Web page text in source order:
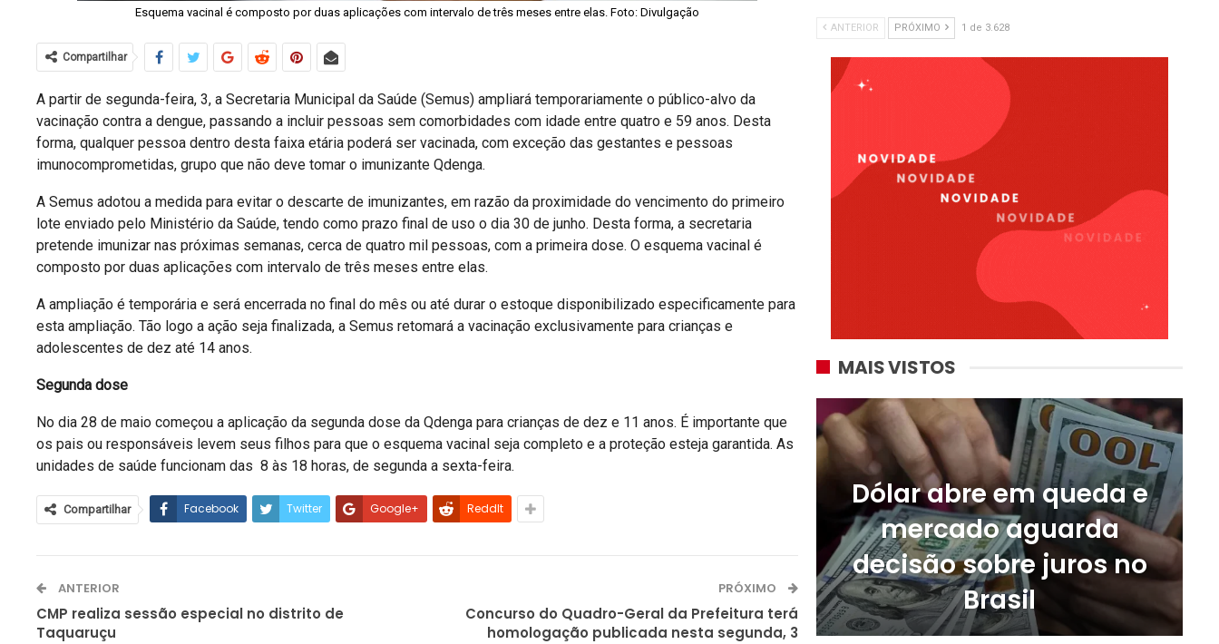
Esquema vacinal é composto por duas aplicações com intervalo de três meses entre elas. Foto: Divulgação
Compartilhar
A partir de segunda-feira, 3, a Secretaria Municipal da Saúde (Semus) ampliará temporariamente o público-alvo da
vacinação contra a dengue, passando a incluir pessoas sem comorbidades com idade entre quatro e 59 anos. Desta
forma, qualquer pessoa dentro desta faixa etária poderá ser vacinada, com exceção das gestantes e pessoas
imunocomprometidas, grupo que não deve tomar o imunizante Qdenga.
A Semus adotou a medida para evitar o descarte de imunizantes, em razão da proximidade do vencimento do primeiro
lote enviado pelo Ministério da Saúde, tendo como prazo final de uso o dia 30 de junho. Desta forma, a secretaria
pretende imunizar nas próximas semanas, cerca de quatro mil pessoas, com a primeira dose. O esquema vacinal é
composto por duas aplicações com intervalo de três meses entre elas.
A ampliação é temporária e será encerrada no final do mês ou até durar o estoque disponibilizado especificamente para
esta ampliação. Tão logo a ação seja finalizada, a Semus retomará a vacinação exclusivamente para crianças e
adolescentes de dez até 14 anos.
Segunda dose
No dia 28 de maio começou a aplicação da segunda dose da Qdenga para crianças de dez e 11 anos. É importante que
os pais ou responsáveis levem seus filhos para que o esquema vacinal seja completo e a proteção esteja garantida. As
unidades de saúde funcionam das 8 às 18 horas, de segunda a sexta-feira.
Compartilhar Facebook Twitter Google+ ReddIt
ANTERIOR
CMP realiza sessão especial no distrito de
Taquaruçu
PRÓXIMO
Concurso do Quadro-Geral da Prefeitura terá
homologação publicada nesta segunda, 3
ANTERIOR PRÓXIMO 1 de 3.628
MAIS VISTOS
Dólar abre em queda e
mercado aguarda
decisão sobre juros no
Brasil